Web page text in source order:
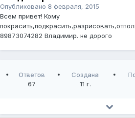
Опубликовано 8 февраля, 2015
Всем привет! Кому
89873074282 Владимир. не дорого
Ответов
67
Создана
11 г.